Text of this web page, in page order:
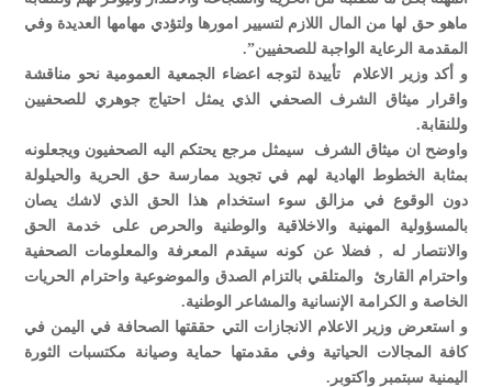
ماهو حق لها من المال اللازم لتسيير امورها ولتؤدي مهامها العديدة وفي
المقدمة الرعاية الواجبة للصحفيين”.
و أكد وزير الاعلام تأييدة لتوجه اعضاء الجمعية العمومية نحو مناقشة
واقرار ميثاق الشرف الصحفي الذي يمثل احتياج جوهري للصحفيين
وللنقابة.
واوضح ان ميثاق الشرف سيمثل مرجع يحتكم اليه الصحفيون ويجعلونه
بمثابة الخطوط الهادية لهم في تجويد ممارسة حق الحرية والحيلولة
دون الوقوع في مزالق سوء استخدام هذا الحق الذي لاشك يصان
بالمسؤولية المهنية والاخلاقية والوطنية والحرص على خدمة الحق
والانتصار له , فضلا عن كونه سيقدم المعرفة والمعلومات الصحفية
واحترام القارئ والمتلقي بالتزام الصدق والموضوعية واحترام الحريات
الخاصة و الكرامة الإنسانية والمشاعر الوطنية.
و استعرض وزير الاعلام الانجازات التي حققتها الصحافة في اليمن في
كافة المجالات الحياتية وفي مقدمتها حماية وصيانة مكتسبات الثورة
اليمنية سبتمبر واكتوبر.